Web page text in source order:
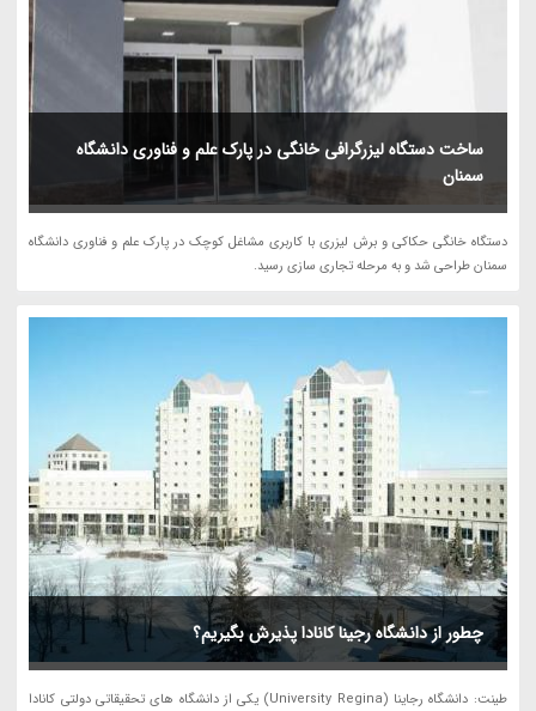
ساخت دستگاه لیزرگرافی خانگی در پارک علم و فناوری دانشگاه
سمنان
دستگاه خانگی حکاکی و برش لیزری با کاربری مشاغل کوچک در پارک علم و فناوری دانشگاه
سمنان طراحی شد و به مرحله تجاری سازی رسید.
چطور از دانشگاه رجینا کانادا پذیرش بگیریم؟
طینت: دانشگاه رجاینا (University Regina) یکی از دانشگاه های تحقیقاتی دولتی کانادا